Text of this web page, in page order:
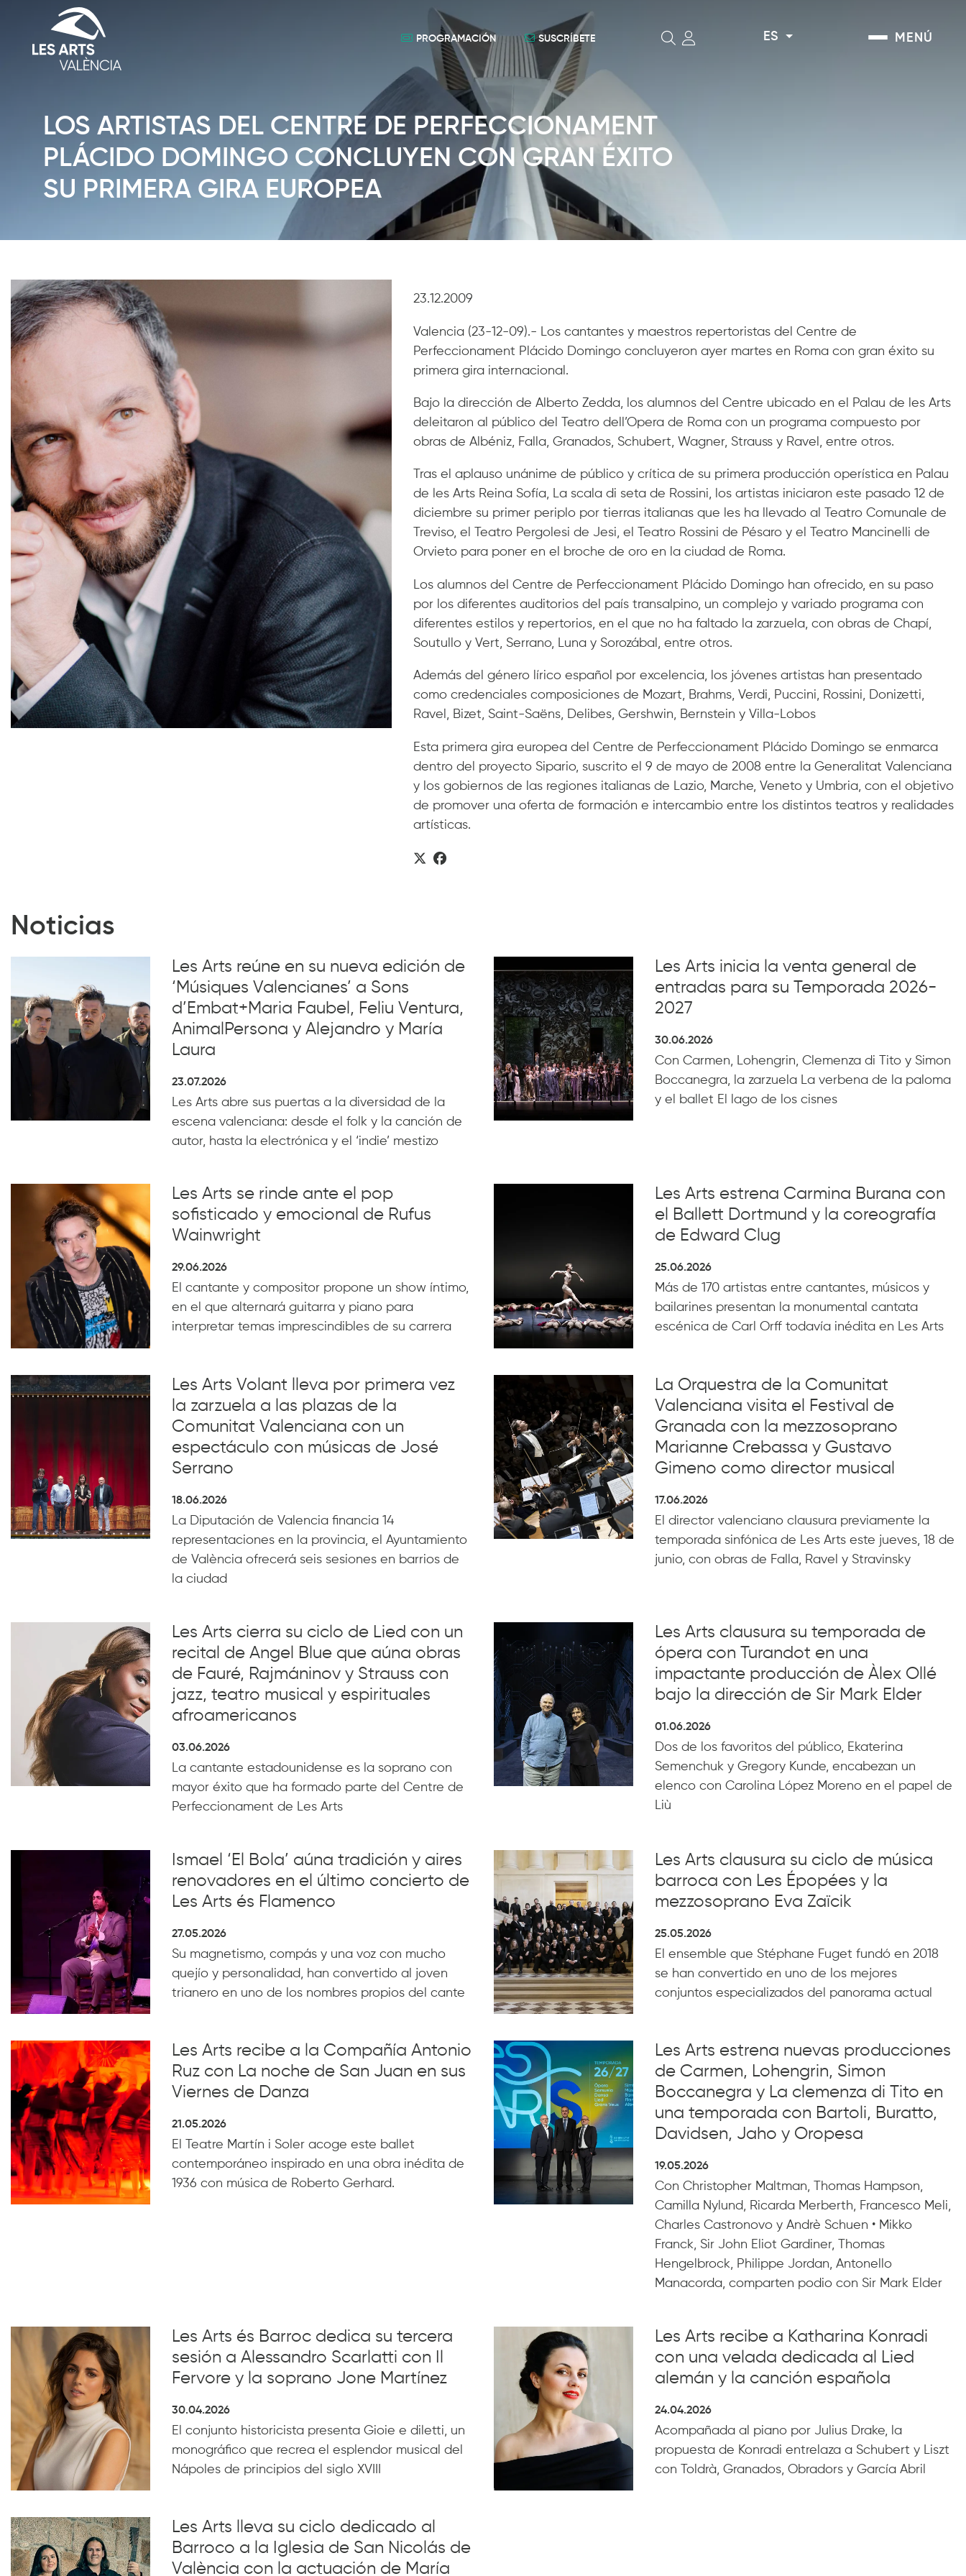
MENÚ
ES
SUSCRÍBETE
PROGRAMACIÓN
LOS ARTISTAS DEL CENTRE DE PERFECCIONAMENT
PLÁCIDO DOMINGO CONCLUYEN CON GRAN ÉXITO
SU PRIMERA GIRA EUROPEA
23.12.2009
Valencia (23-12-09).- Los cantantes y maestros repertoristas del Centre de
Perfeccionament Plácido Domingo concluyeron ayer martes en Roma con gran éxito su
primera gira internacional.
Bajo la dirección de Alberto Zedda, los alumnos del Centre ubicado en el Palau de les Arts
deleitaron al público del Teatro dell’Opera de Roma con un programa compuesto por
obras de Albéniz, Falla, Granados, Schubert, Wagner, Strauss y Ravel, entre otros.
Tras el aplauso unánime de público y crítica de su primera producción operística en Palau
de les Arts Reina Sofía, La scala di seta de Rossini, los artistas iniciaron este pasado 12 de
diciembre su primer periplo por tierras italianas que les ha llevado al Teatro Comunale de
Treviso, el Teatro Pergolesi de Jesi, el Teatro Rossini de Pésaro y el Teatro Mancinelli de
Orvieto para poner en el broche de oro en la ciudad de Roma.
Los alumnos del Centre de Perfeccionament Plácido Domingo han ofrecido, en su paso
por los diferentes auditorios del país transalpino, un complejo y variado programa con
diferentes estilos y repertorios, en el que no ha faltado la zarzuela, con obras de Chapí,
Soutullo y Vert, Serrano, Luna y Sorozábal, entre otros.
Además del género lírico español por excelencia, los jóvenes artistas han presentado
como credenciales composiciones de Mozart, Brahms, Verdi, Puccini, Rossini, Donizetti,
Ravel, Bizet, Saint-Saëns, Delibes, Gershwin, Bernstein y Villa-Lobos
Esta primera gira europea del Centre de Perfeccionament Plácido Domingo se enmarca
dentro del proyecto Sipario, suscrito el 9 de mayo de 2008 entre la Generalitat Valenciana
y los gobiernos de las regiones italianas de Lazio, Marche, Veneto y Umbria, con el objetivo
de promover una oferta de formación e intercambio entre los distintos teatros y realidades
artísticas.
Noticias
Les Arts reúne en su nueva edición de
‘Músiques Valencianes’ a Sons
d’Embat+Maria Faubel, Feliu Ventura,
AnimalPersona y Alejandro y María
Laura
23.07.2026
Les Arts abre sus puertas a la diversidad de la
escena valenciana: desde el folk y la canción de
autor, hasta la electrónica y el ‘indie’ mestizo
Les Arts inicia la venta general de
entradas para su Temporada 2026-
2027
30.06.2026
Con Carmen, Lohengrin, Clemenza di Tito y Simon
Boccanegra, la zarzuela La verbena de la paloma
y el ballet El lago de los cisnes
Les Arts se rinde ante el pop
sofisticado y emocional de Rufus
Wainwright
29.06.2026
El cantante y compositor propone un show íntimo,
en el que alternará guitarra y piano para
interpretar temas imprescindibles de su carrera
Les Arts estrena Carmina Burana con
el Ballett Dortmund y la coreografía
de Edward Clug
25.06.2026
Más de 170 artistas entre cantantes, músicos y
bailarines presentan la monumental cantata
escénica de Carl Orff todavía inédita en Les Arts
Les Arts Volant lleva por primera vez
la zarzuela a las plazas de la
Comunitat Valenciana con un
espectáculo con músicas de José
Serrano
18.06.2026
La Diputación de Valencia financia 14
representaciones en la provincia, el Ayuntamiento
de València ofrecerá seis sesiones en barrios de
la ciudad
La Orquestra de la Comunitat
Valenciana visita el Festival de
Granada con la mezzosoprano
Marianne Crebassa y Gustavo
Gimeno como director musical
17.06.2026
El director valenciano clausura previamente la
temporada sinfónica de Les Arts este jueves, 18 de
junio, con obras de Falla, Ravel y Stravinsky
Les Arts cierra su ciclo de Lied con un
recital de Angel Blue que aúna obras
de Fauré, Rajmáninov y Strauss con
jazz, teatro musical y espirituales
afroamericanos
03.06.2026
La cantante estadounidense es la soprano con
mayor éxito que ha formado parte del Centre de
Perfeccionament de Les Arts
Les Arts clausura su temporada de
ópera con Turandot en una
impactante producción de Àlex Ollé
bajo la dirección de Sir Mark Elder
01.06.2026
Dos de los favoritos del público, Ekaterina
Semenchuk y Gregory Kunde, encabezan un
elenco con Carolina López Moreno en el papel de
Liù
Ismael ‘El Bola’ aúna tradición y aires
renovadores en el último concierto de
Les Arts és Flamenco
27.05.2026
Su magnetismo, compás y una voz con mucho
quejío y personalidad, han convertido al joven
trianero en uno de los nombres propios del cante
Les Arts clausura su ciclo de música
barroca con Les Épopées y la
mezzosoprano Eva Zaïcik
25.05.2026
El ensemble que Stéphane Fuget fundó en 2018
se han convertido en uno de los mejores
conjuntos especializados del panorama actual
Les Arts recibe a la Compañía Antonio
Ruz con La noche de San Juan en sus
Viernes de Danza
21.05.2026
El Teatre Martín i Soler acoge este ballet
contemporáneo inspirado en una obra inédita de
1936 con música de Roberto Gerhard.
Les Arts estrena nuevas producciones
de Carmen, Lohengrin, Simon
Boccanegra y La clemenza di Tito en
una temporada con Bartoli, Buratto,
Davidsen, Jaho y Oropesa
19.05.2026
Con Christopher Maltman, Thomas Hampson,
Camilla Nylund, Ricarda Merberth, Francesco Meli,
Charles Castronovo y Andrè Schuen • Mikko
Franck, Sir John Eliot Gardiner, Thomas
Hengelbrock, Philippe Jordan, Antonello
Manacorda, comparten podio con Sir Mark Elder
Les Arts és Barroc dedica su tercera
sesión a Alessandro Scarlatti con Il
Fervore y la soprano Jone Martínez
30.04.2026
El conjunto historicista presenta Gioie e diletti, un
monográfico que recrea el esplendor musical del
Nápoles de principios del siglo XVIII
Les Arts recibe a Katharina Konradi
con una velada dedicada al Lied
alemán y la canción española
24.04.2026
Acompañada al piano por Julius Drake, la
propuesta de Konradi entrelaza a Schubert y Liszt
con Toldrà, Granados, Obradors y García Abril
Les Arts lleva su ciclo dedicado al
Barroco a la Iglesia de San Nicolás de
València con la actuación de María